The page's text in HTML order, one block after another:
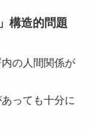
構造的問題
の人間関係が
っても十分に